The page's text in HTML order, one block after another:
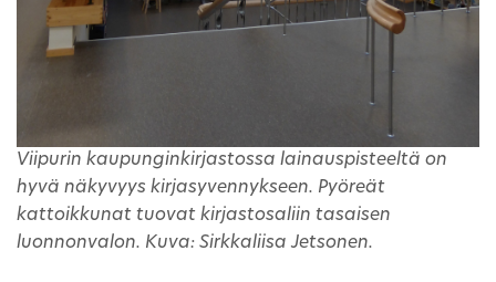
Viipurin kaupunginkirjastossa lainauspisteeltä on
hyvä näkyvyys kirjasyvennykseen. Pyöreät
kattoikkunat tuovat kirjastosaliin tasaisen
luonnonvalon. Kuva: Sirkkaliisa Jetsonen.